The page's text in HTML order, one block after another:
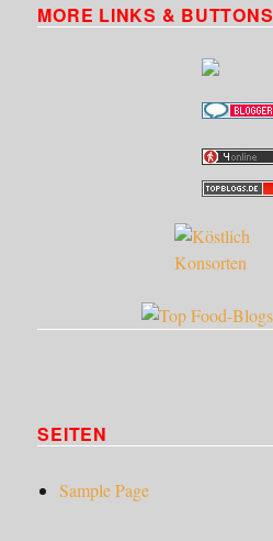
MORE LINKS & BUTTONS
SEITEN
Sample Page